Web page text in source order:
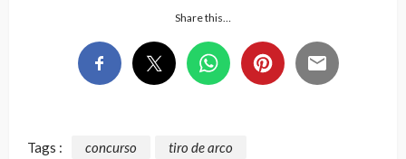
Share this…
Tags : concurso tiro de arco